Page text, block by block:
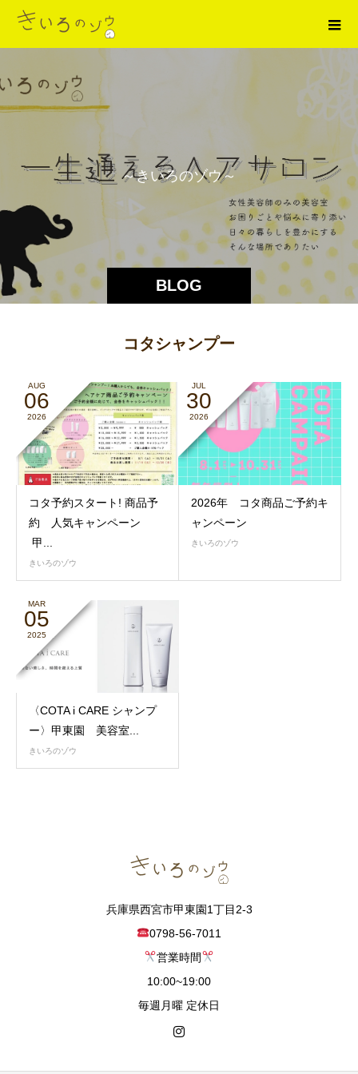
BLOG
～きいろのゾウ～
コタシャンプー
AUG
06
2026
コタ予約スタート! 商品予
約 人気キャンペーン
甲...
きいろのゾウ
JUL
30
2026
2026年 コタ商品ご予約キ
ャンペーン
きいろのゾウ
MAR
05
2025
〈COTA i CARE シャンプ
ー〉甲東園 美容室...
きいろのゾウ
兵庫県西宮市甲東園1丁目2-3
0798-56-7011
営業時間
10:00~19:00
毎週月曜 定休日